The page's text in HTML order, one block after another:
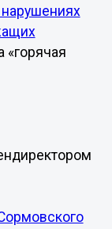
«горячая